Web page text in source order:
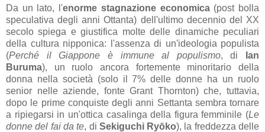
Da un lato, l'enorme stagnazione economica(post bolla
speculativa degli anni Ottanta) dell'ultimo decennio del XX
secolo spiega e giustifica molte delle dinamiche peculiari
della cultura nipponica: l'assenza di un'ideologia populista
(Perché il Giappone è immune al populismo, di
Ian
Buruma), un ruolo ancora fortemente minoritario della
donna nella società (solo il 7% delle donne ha un ruolo
senior nelle aziende, fonte Grant Thornton) che, tuttavia,
dopo le prime conquiste degli anni Settanta sembra tornare
a ripiegarsi in un'ottica casalinga della figura femminile (Le
donne del fai da te, di Sekiguchi Ryōko), la freddezza delle